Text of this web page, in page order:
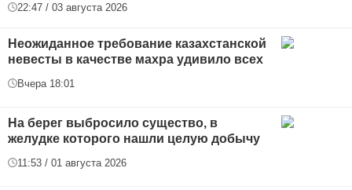
22:47 / 03 августа 2026
Неожиданное требование казахстанской
невесты в качестве махра удивило всех
Вчера 18:01
На берег выбросило существо, в
желудке которого нашли целую добычу
11:53 / 01 августа 2026